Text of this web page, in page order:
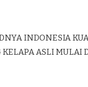
INDONESIA
ASLI MULAI